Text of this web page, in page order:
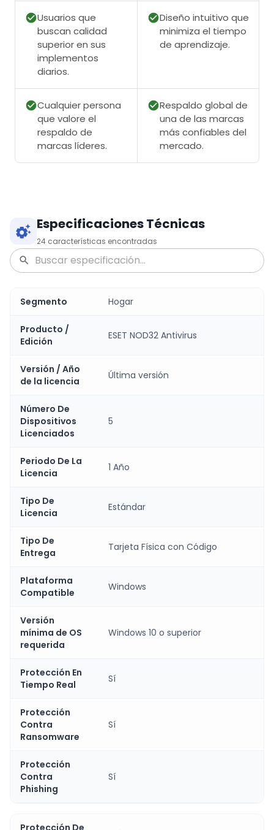
Usuarios que
buscan calidad
superior en sus
implementos
diarios.
Diseño intuitivo que
minimiza el tiempo
de aprendizaje.
Cualquier persona
que valore el
respaldo de
marcas líderes.
Respaldo global de
una de las marcas
más confiables del
mercado.
Especificaciones Técnicas
24 características encontradas
Segmento Hogar
Producto /
Edición
ESET NOD32 Antivirus
Versión / Año
de la licencia
Última versión
Número De
Dispositivos
Licenciados
5
Periodo De La
Licencia
1 Año
Tipo De
Licencia
Estándar
Tipo De
Entrega
Tarjeta Física con Código
Plataforma
Compatible
Windows
Versión
mínima de OS
requerida
Windows 10 o superior
Protección En
Tiempo Real
Sí
Protección
Contra
Ransomware
Sí
Protección
Contra
Phishing
Sí
Protección De